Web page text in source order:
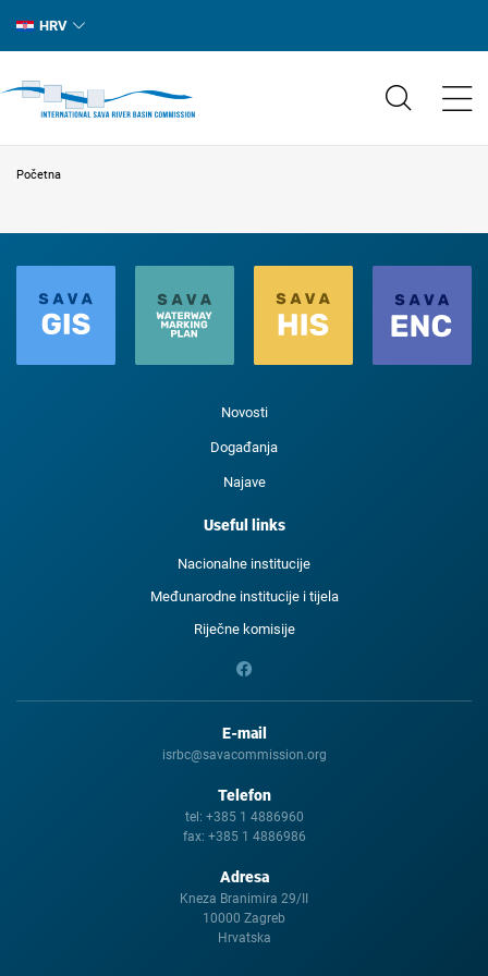
HRV
Početna
Novosti
Događanja
Najave
Useful links
Nacionalne institucije
Međunarodne institucije i tijela
Riječne komisije
E-mail
isrbc@savacommission.org
Telefon
tel: +385 1 4886960
fax: +385 1 4886986
Adresa
Kneza Branimira 29/II
10000 Zagreb
Hrvatska